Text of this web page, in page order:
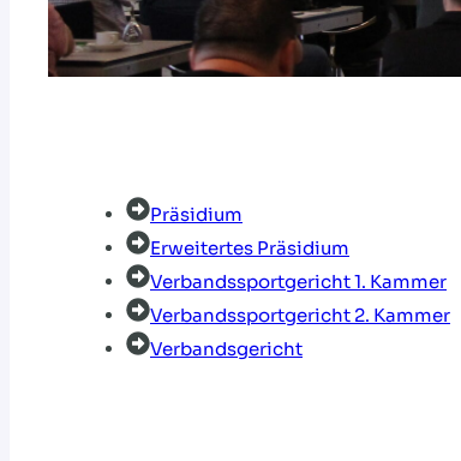
Präsidium
Erweitertes Präsidium
Verbandssportgericht 1. Kammer
Verbandssportgericht 2. Kammer
Verbandsgericht